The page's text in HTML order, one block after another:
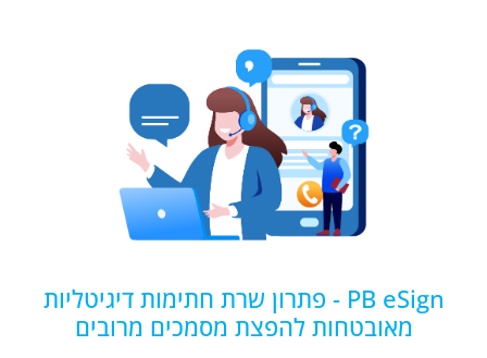
PB eSign - פתרון שרת חתימות דיגיטליות
מאובטחות להפצת מסמכים מרובים